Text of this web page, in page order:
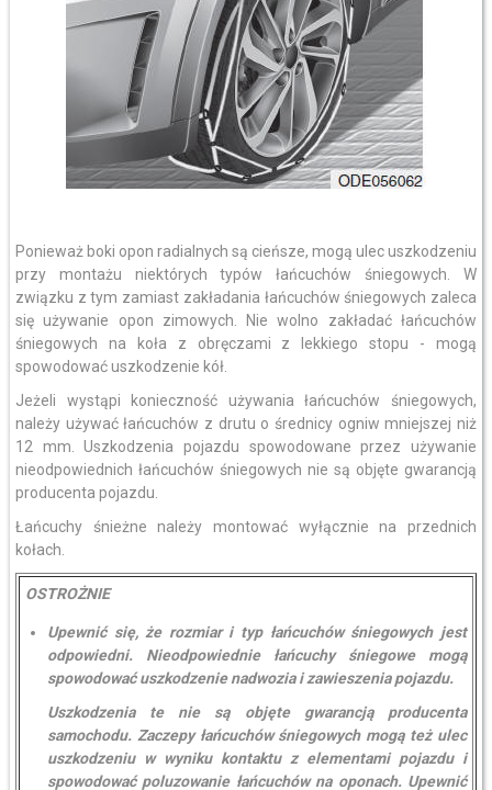
Ponieważ boki opon radialnych są cieńsze, mogą ulec uszkodzeniu
przy montażu niektórych typów łańcuchów śniegowych. W
związku z tym zamiast zakładania łańcuchów śniegowych zaleca
się używanie opon zimowych. Nie wolno zakładać łańcuchów
śniegowych na koła z obręczami z lekkiego stopu - mogą
spowodować uszkodzenie kół.
Jeżeli wystąpi konieczność używania łańcuchów śniegowych,
należy używać łańcuchów z drutu o średnicy ogniw mniejszej niż
12 mm. Uszkodzenia pojazdu spowodowane przez używanie
nieodpowiednich łańcuchów śniegowych nie są objęte gwarancją
producenta pojazdu.
Łańcuchy śnieżne należy montować wyłącznie na przednich
kołach.
OSTROŻNIE
Upewnić się, że rozmiar i typ łańcuchów śniegowych jest
odpowiedni. Nieodpowiednie łańcuchy śniegowe mogą
spowodować uszkodzenie nadwozia i zawieszenia pojazdu.
Uszkodzenia te nie są objęte gwarancją producenta
samochodu. Zaczepy łańcuchów śniegowych mogą też ulec
uszkodzeniu w wyniku kontaktu z elementami pojazdu i
spowodować poluzowanie łańcuchów na oponach. Upewnić